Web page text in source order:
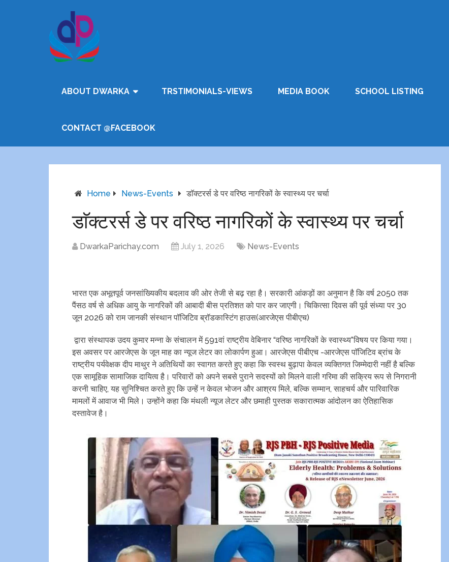
ABOUT DWARKA TRSTIMONIALS-VIEWS MEDIA BOOK SCHOOL LISTING
CONTACT @FACEBOOK
Home News-Events डाॅक्टरर्स डे पर वरिष्ठ नागरिकों के स्वास्थ्य पर चर्चा
डाॅक्टरर्स डे पर वरिष्ठ नागरिकों के स्वास्थ्य पर चर्चा
DwarkaParichay.com July 1, 2026 News-Events
भारत एक अभूतपूर्व जनसांख्यिकीय बदलाव की ओर तेजी से बढ़ रहा है। सरकारी आंकड़ों का अनुमान है कि वर्ष 2050 तक
पैंसठ वर्ष से अधिक आयु के नागरिकों की आबादी बीस प्रतिशत को पार कर जाएगी। चिकित्सा दिवस की पूर्व संध्या पर 30
जून 2026 को राम जानकी संस्थान पॉजिटिव ब्रॉडकास्टिंग हाउस(आरजेएस पीबीएच)
द्वारा संस्थापक उदय कुमार मन्ना के संचालन में 591वां राष्ट्रीय वेबिनार “वरिष्ठ नागरिकों के स्वास्थ्य”विषय पर किया गया।
इस अवसर पर आरजेएस के जून माह का न्यूज लेटर का लोकार्पण हुआ। आरजेएस पीबीएच -आरजेएस पाॅजिटिव ब्रांच के
राष्ट्रीय पर्यवेक्षक दीप माथुर ने अतिथियों का स्वागत करते हुए कहा कि स्वस्थ बुढ़ापा केवल व्यक्तिगत जिम्मेदारी नहीं है बल्कि
एक सामूहिक सामाजिक दायित्व है। परिवारों को अपने सबसे पुराने सदस्यों को मिलने वाली गरिमा की सक्रिय रूप से निगरानी
करनी चाहिए, यह सुनिश्चित करते हुए कि उन्हें न केवल भोजन और आश्रय मिले, बल्कि सम्मान, साहचर्य और पारिवारिक
मामलों में आवाज भी मिले। उन्होंने कहा कि मंथली न्यूज लेटर और छमाही पुस्तक सकारात्मक आंदोलन का ऐतिहासिक
दस्तावेज है।